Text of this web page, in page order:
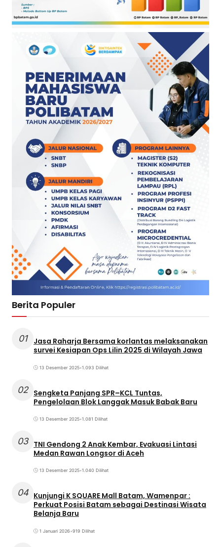
Berita Populer
01
Jasa Raharja Bersama korlantas melaksanakan
survei Kesiapan Ops Lilin 2025 di Wilayah Jawa
13 Desember 2025•1.093 Dilihat
02 Sengketa Panjang SPR–KCL Tuntas,
Pengelolaan Blok Langgak Masuk Babak Baru
13 Desember 2025•1.081 Dilihat
03 TNI Gendong 2 Anak Kembar, Evakuasi Lintasi
Medan Rawan Longsor di Aceh
13 Desember 2025•1.040 Dilihat
04 Kunjungi K SQUARE Mall Batam, Wamenpar :
Perkuat Posisi Batam sebagai Destinasi Wisata
Belanja Baru
1 Januari 2026•919 Dilihat